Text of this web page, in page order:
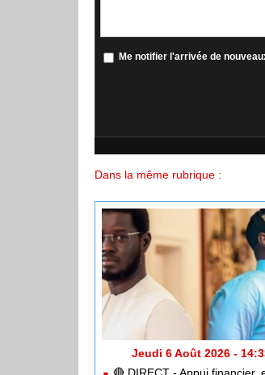
Me notifier l'arrivée de
Dans la même rubrique :
Jeudi 6 Août 2026 -